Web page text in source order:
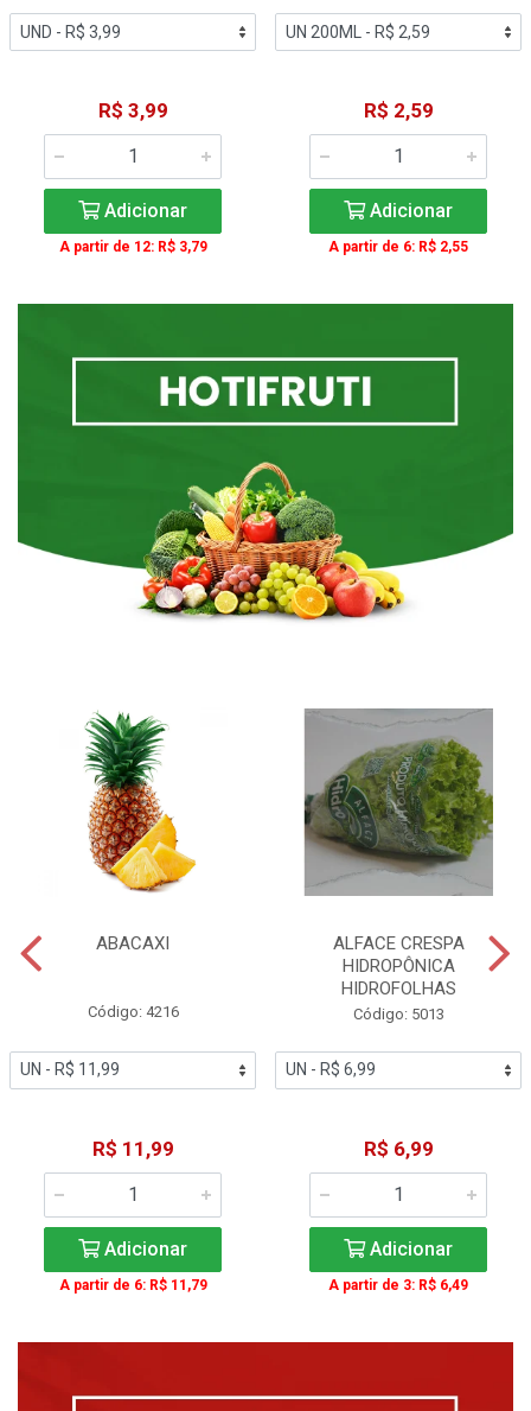
R$ 3,99
Adicionar
A partir de 12: R$ 3,79
R$ 2,59
Adicionar
A partir de 6: R$ 2,55
ABACAXI
Código: 4216
R$ 11,99
Adicionar
A partir de 6: R$ 11,79
ALFACE CRESPA
HIDROPÔNICA
HIDROFOLHAS
Código: 5013
R$ 6,99
Adicionar
A partir de 3: R$ 6,49